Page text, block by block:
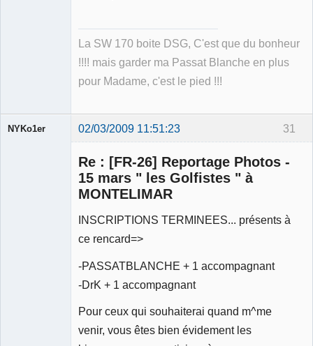
La SW 170 boite DSG, C'est que du bonheur
!!!! mais garder ma Passat Blanche en plus
pour Madame, c'est le pied !!!
31
NYKo1er 02/03/2009 11:51:23
Re : [FR-26] Reportage Photos -
15 mars " les Golfistes " à
MONTELIMAR
INSCRIPTIONS TERMINEES... présents à
ce rencard=>
-PASSATBLANCHE + 1 accompagnant
-DrK + 1 accompagnant
Pour ceux qui souhaiterai quand m^me
venir, vous êtes bien évidement les